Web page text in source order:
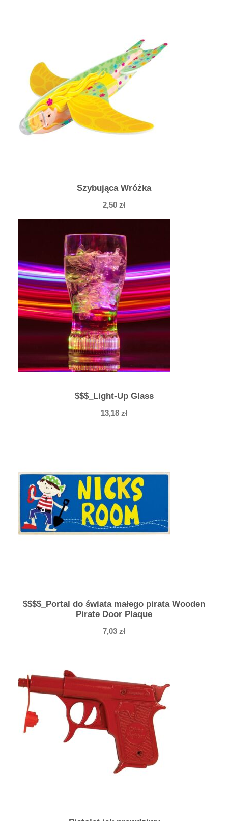
Szybująca Wróżka
2,50 zł
$$$_Light-Up Glass
13,18 zł
$$$$_Portal do świata małego pirata Wooden
Pirate Door Plaque
7,03 zł